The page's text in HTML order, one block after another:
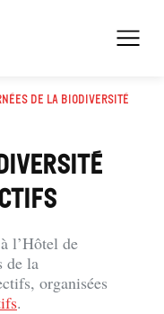
de la biodiversité
l’Hôtel de
de la
organisées
.